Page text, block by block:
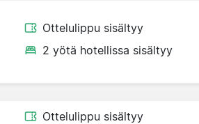
Ottelulippu sisältyy
2 yötä hotellissa sisältyy
Ottelulippu sisältyy